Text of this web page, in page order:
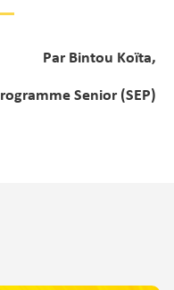
Par Bintou Koïta,
Senior (SEP)